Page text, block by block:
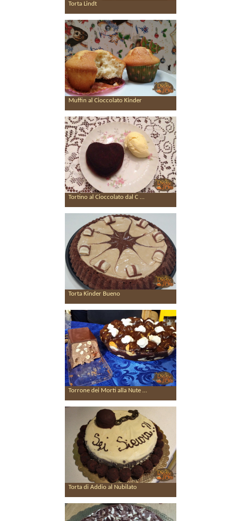
Torta Lindt
Muffin al Cioccolato Kinder
Tortino al Cioccolato dal C …
Torta Kinder Bueno
Torrone dei Morti alla Nute …
Torta di Addio al Nubilato